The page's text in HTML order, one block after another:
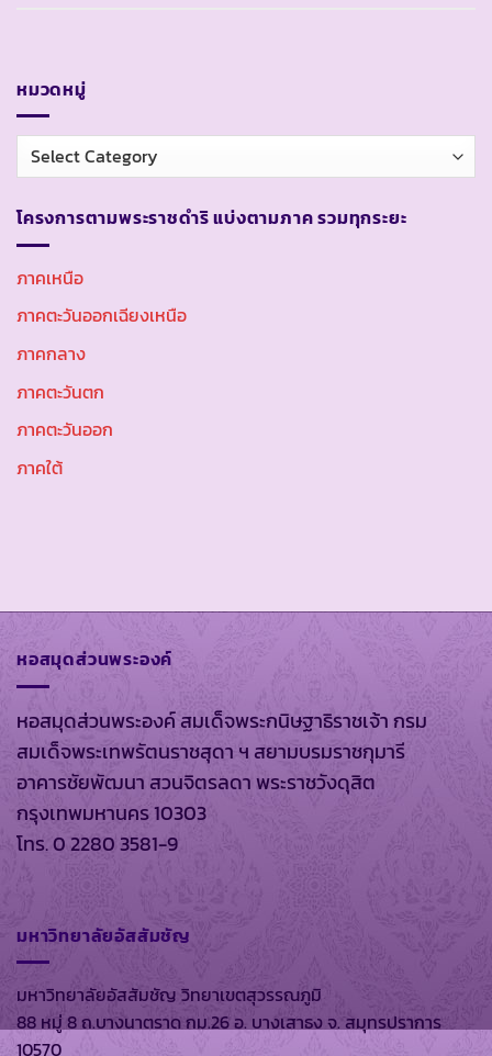
หมวดหมู่
หมวด
หมู่
โครงการตามพระราชดำริ แบ่งตามภาค รวมทุกระยะ
ภาคเหนือ
ภาคตะวันออกเฉียงเหนือ
ภาคกลาง
ภาคตะวันตก
ภาคตะวันออก
ภาคใต้
หอสมุดส่วนพระองค์
หอสมุดส่วนพระองค์ สมเด็จพระกนิษฐาธิราชเจ้า กรม
สมเด็จพระเทพรัตนราชสุดา ฯ สยามบรมราชกุมารี
อาคารชัยพัฒนา สวนจิตรลดา พระราชวังดุสิต
กรุงเทพมหานคร 10303
โทร. 0 2280 3581-9
มหาวิทยาลัยอัสสัมชัญ
มหาวิทยาลัยอัสสัมชัญ วิทยาเขตสุวรรณภูมิ
88 หมู่ 8 ถ.บางนาตราด กม.26 อ. บางเสาธง จ. สมุทรปราการ
10570